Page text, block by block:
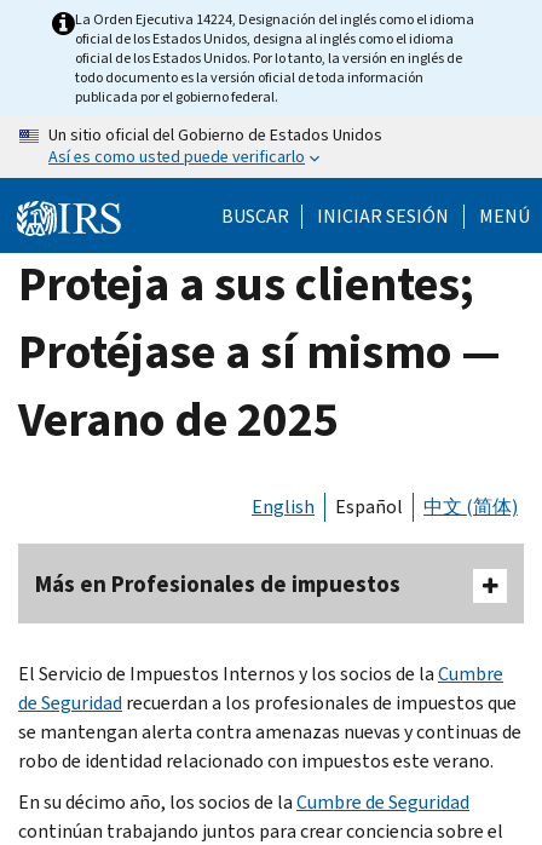
La Orden Ejecutiva 14224, Designación del inglés como el idioma
oficial de los Estados Unidos, designa al inglés como el idioma
oficial de los Estados Unidos. Por lo tanto, la versión en inglés de
todo documento es la versión oficial de toda información
publicada por el gobierno federal.
Un sitio oficial del Gobierno de Estados Unidos
Así es como usted puede verificarlo
BUSCAR INICIAR SESIÓN MENÚ
Proteja a sus clientes;
Protéjase a sí mismo —
Verano de 2025
English Español 中文 (简体)
Más en Profesionales de impuestos
El Servicio de Impuestos Internos y los socios de laCumbre
de Seguridad recuerdan a los profesionales de impuestos que
se mantengan alerta contra amenazas nuevas y continuas de
robo de identidad relacionado con impuestos este verano.
En su décimo año, los socios de laCumbre de Seguridad
continúan trabajando juntos para crear conciencia sobre el